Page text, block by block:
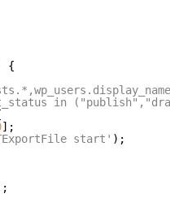
{
in
];
start' );